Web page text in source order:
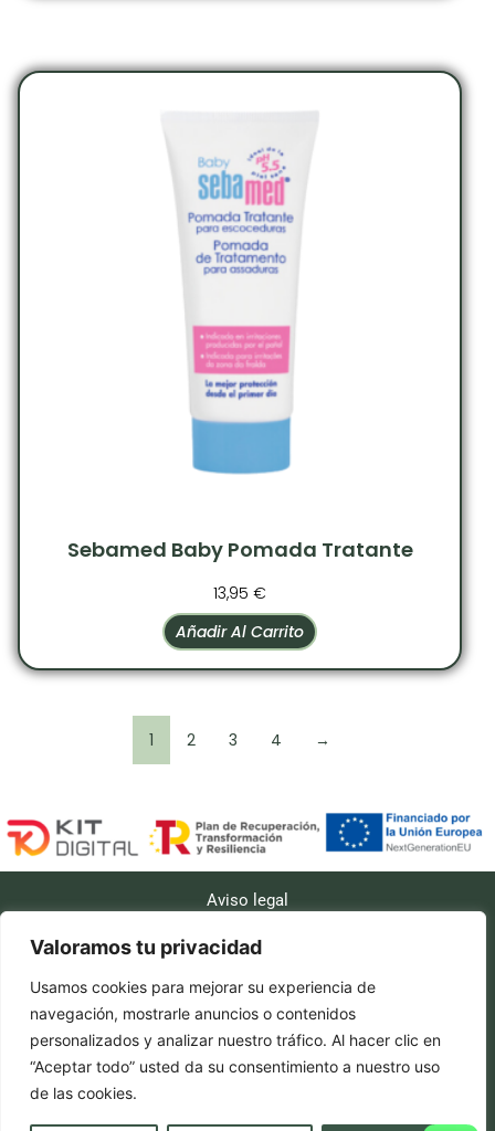
Valoramos tu privacidad
Usamos cookies para mejorar su experiencia de
navegación, mostrarle anuncios o contenidos
personalizados y analizar nuestro tráfico. Al hacer clic en
“Aceptar todo” usted da su consentimiento a nuestro uso
de las cookies.
Sebamed Baby Pomada Tratante
13,95 €
Añadir Al Carrito
1 2 3 4 →
Aviso legal
Accesibilidad
Política de privacidad
Políticas de envío
Política de reembolso y devoluciones